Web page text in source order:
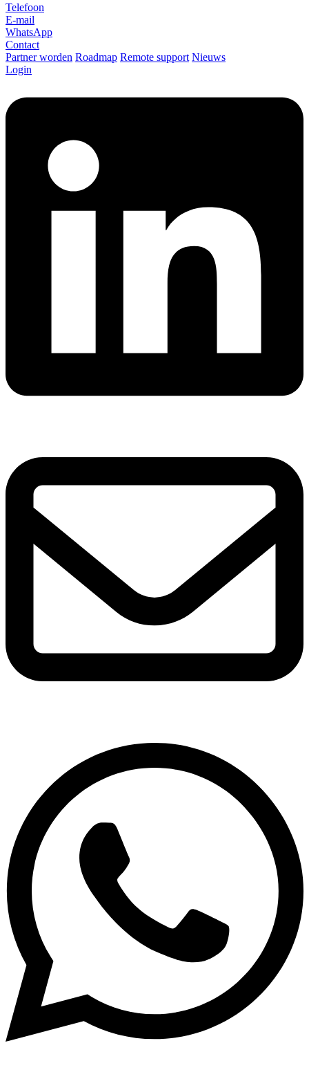
Telefoon
E-mail
WhatsApp
Contact
Partner worden Roadmap Remote support Nieuws
Login